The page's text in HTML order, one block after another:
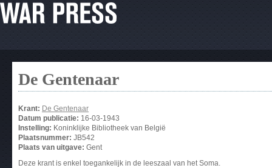
De Gentenaar
Krant: De Gentenaar
Datum publicatie: 16-03-1943
Instelling: Koninklijke Bibliotheek van België
Plaatsnummer: JB542
Plaats van uitgave: Gent
Deze krant is enkel toegankelijk in de leeszaal van het Soma.